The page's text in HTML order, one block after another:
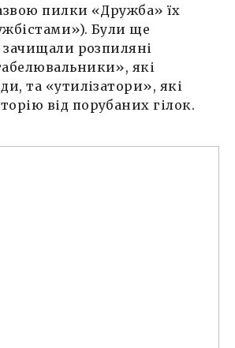
пилки «Дружба» їх
Були ще
зачищали розпиляні
які
та «утилізатори», які
від порубаних гілок.